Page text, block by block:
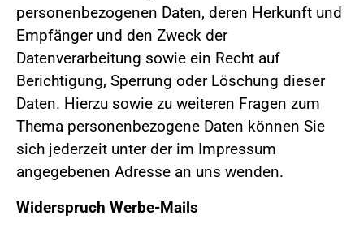
personenbezogenen Daten, deren Herkunft und
Empfänger und den Zweck der
Datenverarbeitung sowie ein Recht auf
Berichtigung, Sperrung oder Löschung dieser
Daten. Hierzu sowie zu weiteren Fragen zum
Thema personenbezogene Daten können Sie
sich jederzeit unter der im Impressum
angegebenen Adresse an uns wenden.
Widerspruch Werbe-Mails